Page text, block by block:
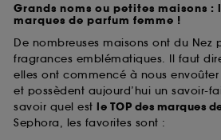
Grands noms ou petites maisons :
marques de parfum femme !
De nombreuses maisons ont du Nez
fragrances emblématiques. Il faut
elles ont commencé à nous
et possèdent aujourd’hui un savoir-
savoir quel est le TOP des marques
Sephora, les favorites sont :